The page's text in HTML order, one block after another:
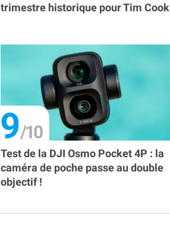
trimestre historique pour Tim Cook
9
Test de la DJI Osmo Pocket 4P : la
caméra de poche passe au double
objectif !